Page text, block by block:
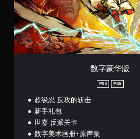
数字豪华版
PS4 PS5
超级忍 反攻的斩击
新手礼包
世嘉 反派关卡
数字美术画册+原声集